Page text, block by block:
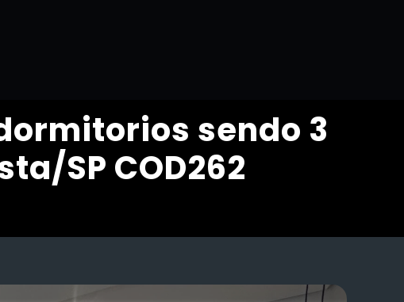
sendo 3
SP COD262